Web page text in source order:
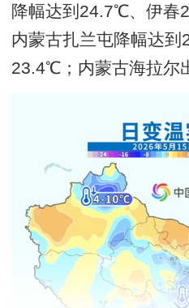
降幅达到24.7℃、伊春
内蒙古扎兰屯降幅达
23.4℃；内蒙古海拉尔